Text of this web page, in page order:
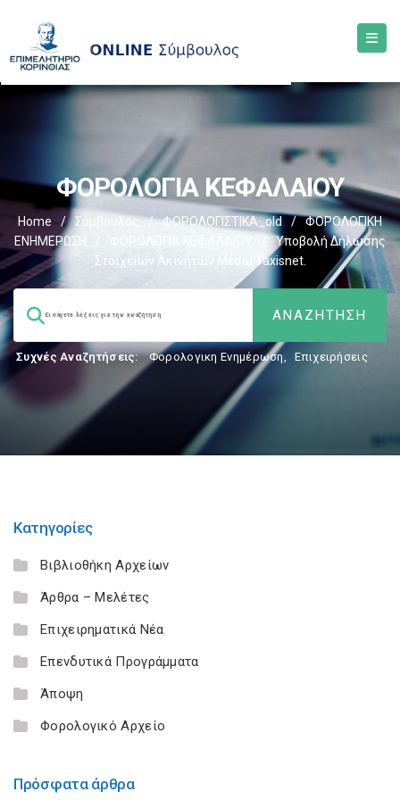
ΦΟΡΟΛΟΓΙΑ ΚΕΦΑΛΑΙΟΥ
Home / Σύμβουλος / ΦΟΡΟΛΟΓΙΣΤΙΚΑ_old /
ΦΟΡΟΛΟΓΙΚΗ
ΕΝΗΜΕΡΩΣΗ
/ ΦΟΡΟΛΟΓΙΑ ΚΕΦΑΛΑΙΟΥ
Υποβολή Δήλωσης
Στοιχείων Ακινήτων Μέσω Taxisnet.
Συχνές Αναζητήσεις: Φορολογικη Ενημέρωση, Επιχειρήσεις
Κατηγορίες
Βιβλιοθήκη Αρχείων
Άρθρα – Μελέτες
Επιχειρηματικά Νέα
Επενδυτικά Προγράμματα
Άποψη
Φορολογικό Αρχείο
Πρόσφατα άρθρα